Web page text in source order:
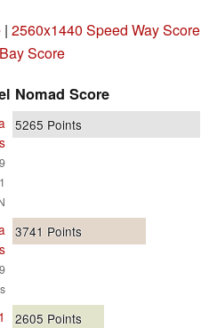
| 2560x1440 Speed Way Score
Score
Nomad Score
5265 Points
3741 Points
2605 Points